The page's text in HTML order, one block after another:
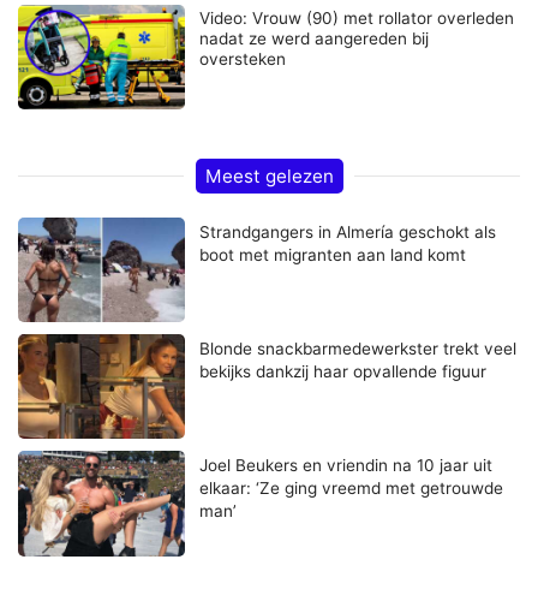
Video: Vrouw (90) met rollator overleden
nadat ze werd aangereden bij
oversteken
Meest gelezen
Strandgangers in Almería geschokt als
boot met migranten aan land komt
Blonde snackbarmedewerkster trekt veel
bekijks dankzij haar opvallende figuur
Joel Beukers en vriendin na 10 jaar uit
elkaar: ‘Ze ging vreemd met getrouwde
man’